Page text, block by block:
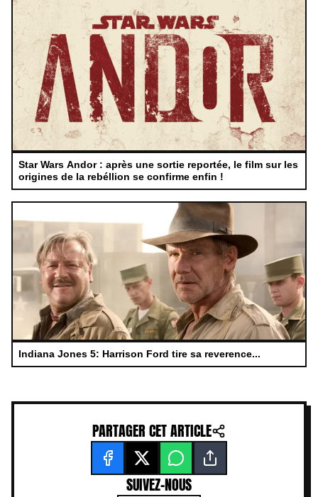
Star Wars Andor : après une sortie reportée, le film sur les
origines de la rebéllion se confirme enfin !
Indiana Jones 5: Harrison Ford tire sa reverence...
PARTAGER CET ARTICLE
SUIVEZ-NOUS